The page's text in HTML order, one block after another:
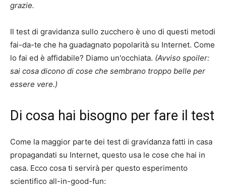
grazie.
Il test di gravidanza sullo zucchero è uno di questi metodi
fai-da-te che ha guadagnato popolarità su Internet. Come
lo fai ed è affidabile? Diamo un'occhiata. (Avviso spoiler:
sai cosa dicono di cose che sembrano troppo belle per
essere vere.)
Di cosa hai bisogno per fare il test
Come la maggior parte dei test di gravidanza fatti in casa
propagandati su Internet, questo usa le cose che hai in
casa. Ecco cosa ti servirà per questo esperimento
scientifico all-in-good-fun: